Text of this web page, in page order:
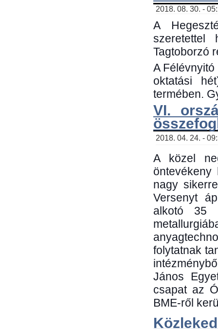
2018. 08. 30. -
A
szeretettel
Tagtoborzó
A
oktatási
termében.
VI.
2018. 04. 24. -
A közel
nagy
Versenyt
alkotó 35
folytatnak
János
csapat az
BME-ről